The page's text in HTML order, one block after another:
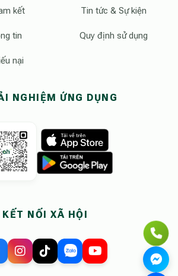
kết
tin
nại
Tin tức & Sự kiện
Quy định sử dụng
NGHIỆM ỨNG DỤNG
KẾT NỐI XÃ HỘI